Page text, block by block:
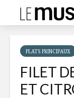
PLATS PRINCIPAUX
FILET
ET